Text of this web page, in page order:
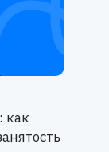
как